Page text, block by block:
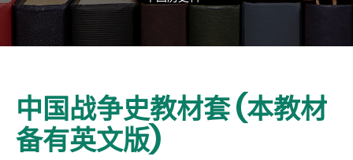
中国战争史教材套 (本教材
备有英文版)